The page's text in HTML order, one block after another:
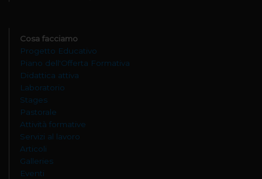
Cosa facciamo
Progetto Educativo
Piano dell'Offerta Formativa
Didattica attiva
Laboratorio
Stages
Pastorale
Attività formative
Servizi al lavoro
Articoli
Galleries
Eventi